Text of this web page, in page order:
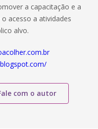
a capacitação e a
acesso a atividades
alvo.
com o autor